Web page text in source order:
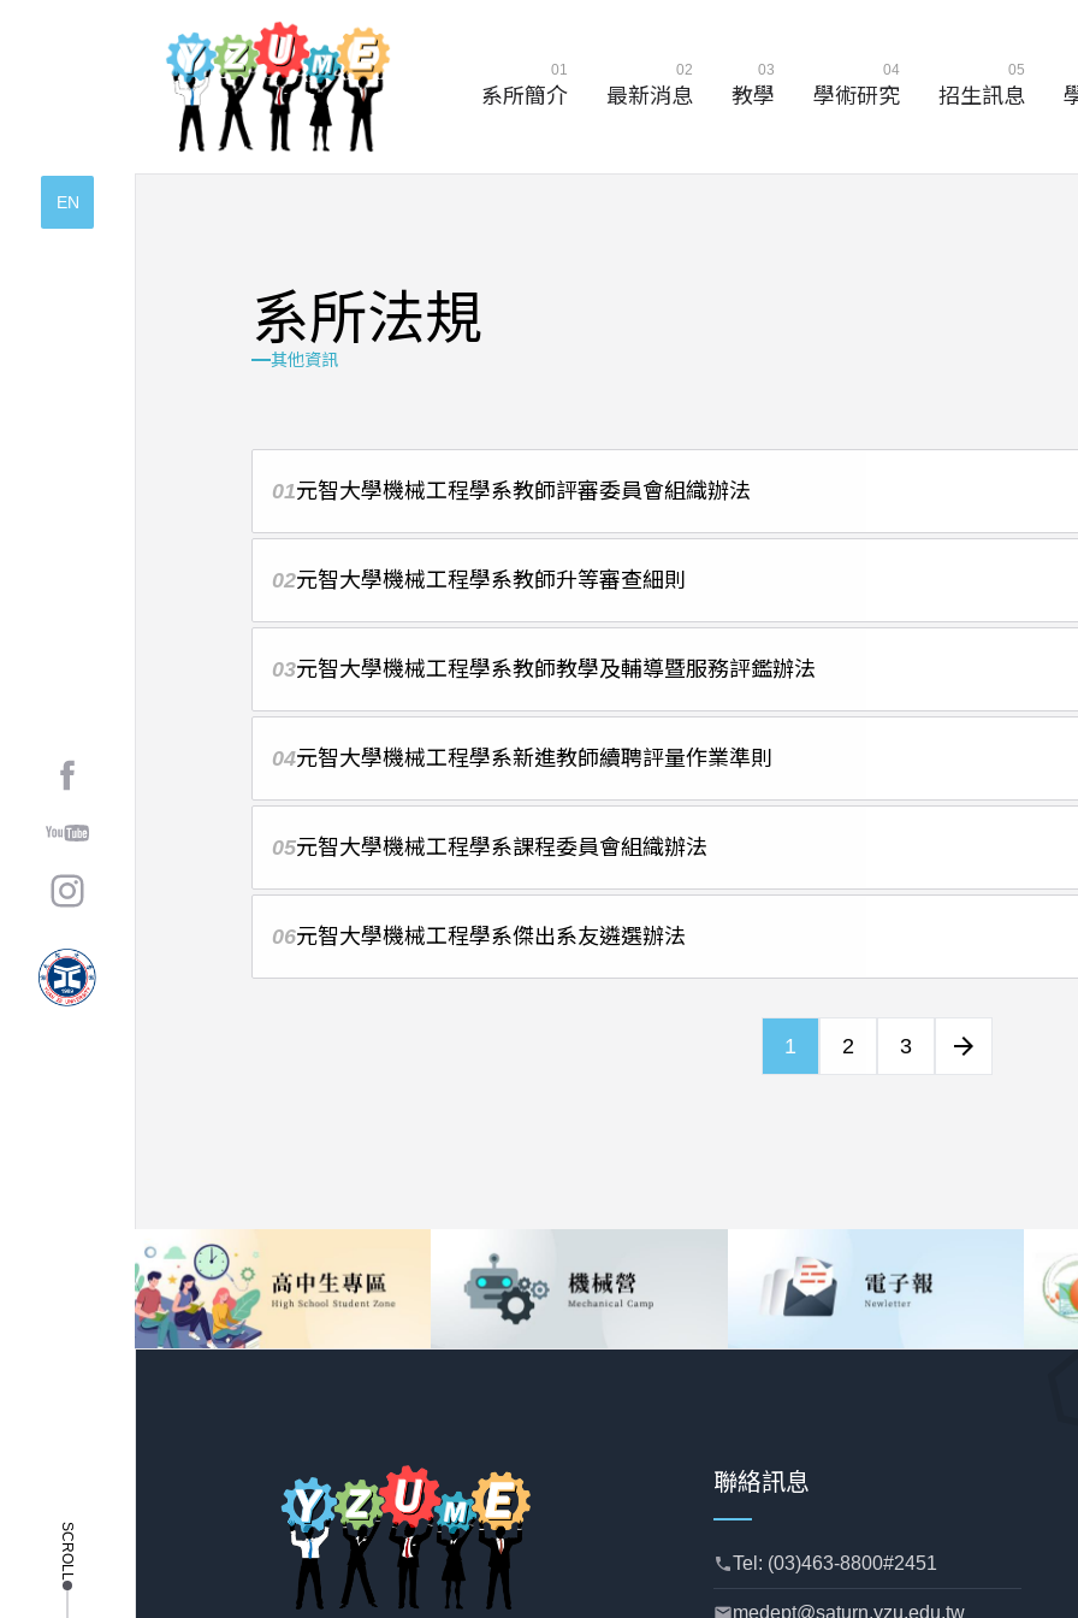
01
系所簡介
02
最新消息
03
教學
04
學術研究
05
招生訊息
其他資訊
系所法規
01元智大學機械工程學系教師評審委員會組織辦法
02元智大學機械工程學系教師升等審查細則
03元智大學機械工程學系教師教學及輔導暨服務評鑑辦法
04元智大學機械工程學系新進教師續聘評量作業準則
05元智大學機械工程學系課程委員會組織辦法
06元智大學機械工程學系傑出系友遴選辦法
1 2 3 arrow_forward
聯絡訊息
phoneTel: (03)463-8800#2451
mailmedept@saturn.yzu.edu.tw
EN
SCROLL